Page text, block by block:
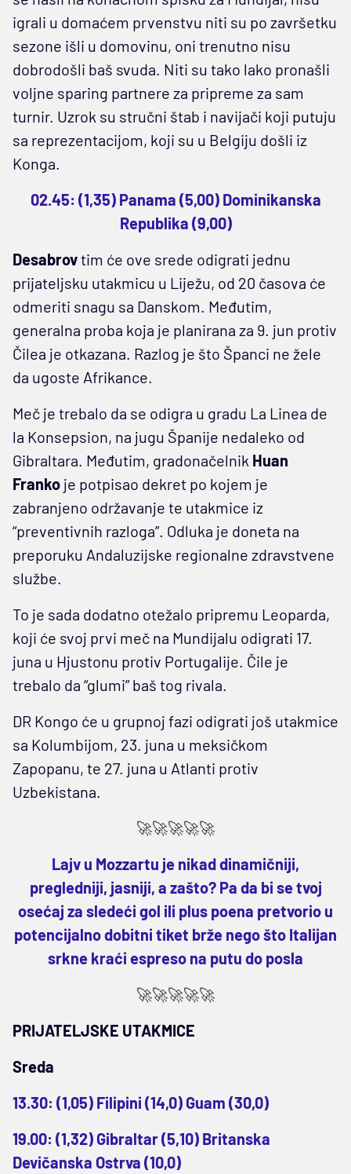
igrali u domaćem prvenstvu niti su po završetku
sezone išli u domovinu, oni trenutno nisu
dobrodošli baš svuda. Niti su tako lako pronašli
voljne sparing partnere za pripreme za sam
turnir. Uzrok su stručni štab i navijači koji putuju
sa reprezentacijom, koji su u Belgiju došli iz
Konga.
02.45: (1,35) Panama (5,00) Dominikanska
Republika (9,00)
Desabrovtim će ove srede odigrati jednu
prijateljsku utakmicu u Liježu, od 20 časova će
odmeriti snagu sa Danskom. Međutim,
generalna proba koja je planirana za 9. jun protiv
Čilea je otkazana. Razlog je što Španci ne žele
da ugoste Afrikance.
Meč je trebalo da se odigra u gradu La Linea de
la Konsepsion, na jugu Španije nedaleko od
Gibraltara. Međutim, gradonačelnik Huan
Franko je potpisao dekret po kojem je
zabranjeno održavanje te utakmice iz
“preventivnih razloga”. Odluka je doneta na
preporuku Andaluzijske regionalne zdravstvene
službe.
To je sada dodatno otežalo pripremu Leoparda,
koji će svoj prvi meč na Mundijalu odigrati 17.
juna u Hjustonu protiv Portugalije. Čile je
trebalo da “glumi” baš tog rivala.
DR Kongo će u grupnoj fazi odigrati još utakmice
sa Kolumbijom, 23. juna u meksičkom
Zapopanu, te 27. juna u Atlanti protiv
Uzbekistana.
🚀🚀🚀🚀🚀
Lajv u Mozzartu je nikad dinamičniji,
pregledniji, jasniji, a zašto? Pa da bi se tvoj
osećaj za sledeći gol ili plus poena pretvorio u
potencijalno dobitni tiket brže nego što Italijan
srkne kraći espreso na putu do posla
🚀🚀🚀🚀🚀
PRIJATELJSKE UTAKMICE
Sreda
13.30: (1,05) Filipini (14,0) Guam (30,0)
19.00: (1,32) Gibraltar (5,10) Britanska
Devičanska Ostrva (10,0)